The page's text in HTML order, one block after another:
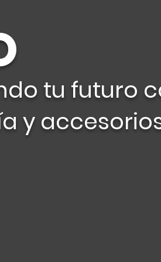
tu futuro
y